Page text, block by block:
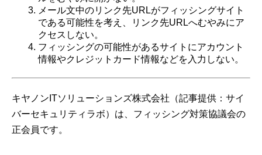
メール文中のリンク先URLがフィッシングサイト
である可能性を考え、リンク先URLへむやみにア
クセスしない。
フィッシングの可能性があるサイトにアカウント
情報やクレジットカード情報などを入力しない。
キヤノンITソリューションズ株式会社（記事提供：サイ
バーセキュリティラボ）は、フィッシング対策協議会の
正会員です。